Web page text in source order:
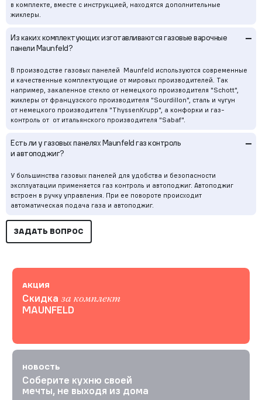
в комплекте, вместе с инструкцией, находятся дополнительные
жиклеры.
Из каких комплектующих изготавливаются газовые варочные
панели Maunfeld?
–
В производстве газовых панелей Maunfeld используются современные
и качественные комплектующие от мировых производителей. Так
например, закаленное стекло от немецкого производителя "Schott",
жиклеры от французского производителя "Sourdillon", сталь и чугун
от немецкого производителя "ThyssenKrupp", а конфорки и газ-
контроль от от итальянского производителя "Sabaf".
Есть ли у газовых панелях Maunfeld газ контроль
и автоподжиг?
–
У большинства газовых панелей для удобства и безопасности
эксплуатации применяется газ контроль и автоподжиг. Автоподжиг
встроен в ручку управления. При ее повороте происходит
автоматическая подача газа и автоподжиг.
ЗАДАТЬ ВОПРОС
АКЦИЯ
Скидка за комплект
MAUNFELD
НОВОСТЬ
Соберите кухню своей
мечты, не выходя из дома